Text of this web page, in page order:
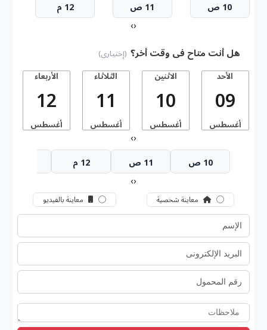
10 ص 11 ص 12 م
‹
›
هل أنت متاح فى وقت أخر؟ (إختيارى)
الأحد
09
أغسطس
الاثنين
10
أغسطس
الثلاثاء
11
أغسطس
الأربعاء
12
أغسطس
‹
›
10 ص 11 ص 12 م
‹
›
معاينة شخصية معاينة بالفيديو